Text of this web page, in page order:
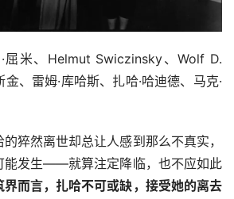
屈米、Helmut Swiczinsky、Wolf D.
、雷姆·库哈斯、扎哈·哈迪德、马克·
猝然离世却总让人感到那么不真实，
能发生——就算注定降临，也不应如此
界而言，扎哈不可或缺，接受她的离去